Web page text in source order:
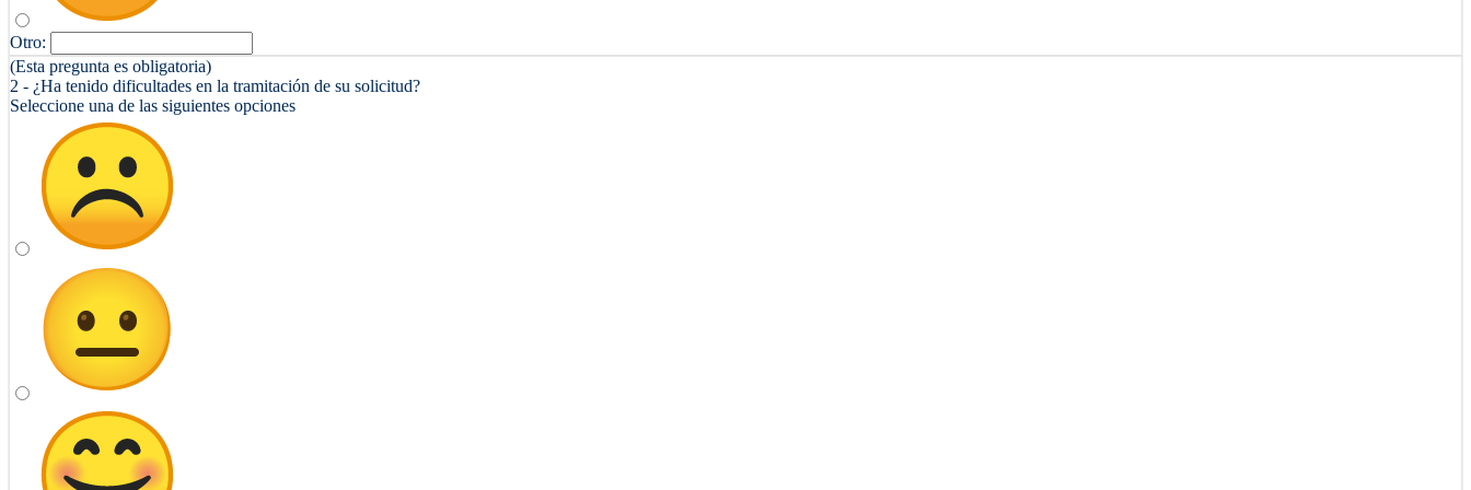
Otro:
(Esta pregunta es obligatoria)
2 - ¿Ha tenido dificultades en la tramitación de su solicitud?
Seleccione una de las siguientes opciones